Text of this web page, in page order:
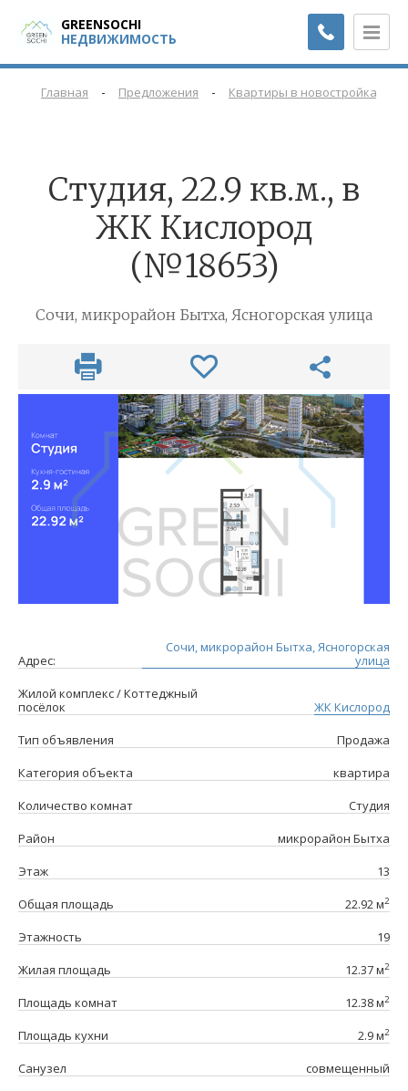
GREENSOCHI
НЕДВИЖИМОСТЬ
Главная - Предложения - Квартиры в новостройках
Cтудия, 22.9 кв.м., в
ЖК Кислород
(№18653)
Сочи, микрорайон Бытха, Ясногорская улица
Адрес:
Сочи, микрорайон Бытха, Ясногорская
улица
Жилой комплекс / Коттеджный
посёлок
ЖК Кислород
Тип объявления
Продажа
Категория объекта
квартира
Количество комнат
Студия
Район
микрорайон Бытха
Этаж
13
Общая площадь
22.92 м2
Этажность
19
Жилая площадь
12.37 м2
Площадь комнат 12.38 м2
Площадь кухни 2.9 м2
Санузел
совмещенный